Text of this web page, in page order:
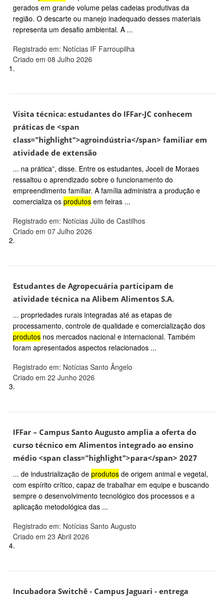
gerados em grande volume pelas cadeias produtivas da
região. O descarte ou manejo inadequado desses materiais
representa um desafio ambiental. A ...
Registrado em: Notícias IF Farroupilha
Criado em 08 Julho 2026
1.
Visita técnica: estudantes do IFFar-JC conhecem
práticas de <span
class="highlight">agroindústria</span> familiar em
atividade de extensão
... na prática”, disse. Entre os estudantes, Joceli de Moraes
ressaltou o aprendizado sobre o funcionamento do
empreendimento familiar. A família administra a produção e
comercializa os produtos em feiras ...
Registrado em: Notícias Júlio de Castilhos
Criado em 07 Julho 2026
2.
Estudantes de Agropecuária participam de
atividade técnica na Alibem Alimentos S.A.
... propriedades rurais integradas até as etapas de
processamento, controle de qualidade e comercialização dos
produtos nos mercados nacional e internacional. Também
foram apresentados aspectos relacionados ...
Registrado em: Notícias Santo Ângelo
Criado em 22 Junho 2026
3.
IFFar – Campus Santo Augusto amplia a oferta do
curso técnico em Alimentos integrado ao ensino
médio <span class="highlight">para</span> 2027
... de industrialização de produtos de origem animal e vegetal,
com espírito crítico, capaz de trabalhar em equipe e buscando
sempre o desenvolvimento tecnológico dos processos e a
aplicação metodológica das ...
Registrado em: Notícias Santo Augusto
Criado em 23 Abril 2026
4.
Incubadora Switchê - Campus Jaguari - entrega